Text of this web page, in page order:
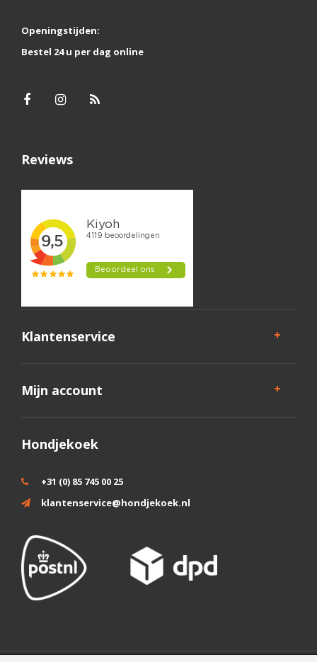
Openingstijden:
Bestel 24 u per dag online
Reviews
Klantenservice
Mijn account
Hondjekoek
+31 (0) 85 745 00 25
klantenservice@hondjekoek.nl